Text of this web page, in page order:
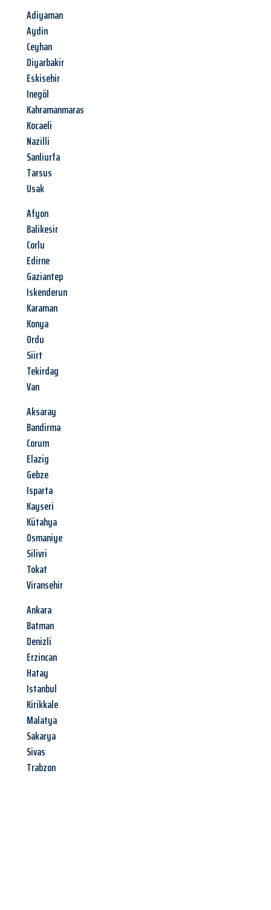
Adiyaman
Aydin
Ceyhan
Diyarbakir
Eskisehir
Inegöl
Kahramanmaras
Kocaeli
Nazilli
Sanliurfa
Tarsus
Usak
Afyon
Balikesir
Corlu
Edirne
Gaziantep
Iskenderun
Karaman
Konya
Ordu
Siirt
Tekirdag
Van
Aksaray
Bandirma
Corum
Elazig
Gebze
Isparta
Kayseri
Kütahya
Osmaniye
Silivri
Tokat
Viransehir
Ankara
Batman
Denizli
Erzincan
Hatay
Istanbul
Kirikkale
Malatya
Sakarya
Sivas
Trabzon